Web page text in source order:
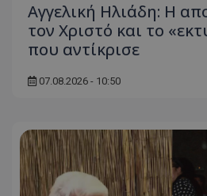
Αγγελική Ηλιάδη: Η
τον Χριστό και το
που αντίκρισε
07.08.2026 - 10:50